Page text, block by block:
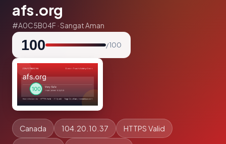
afs.org
#A0C5B04F · Sangat Aman
100 / 100
Canada 104.20.10.37 HTTPS Valid